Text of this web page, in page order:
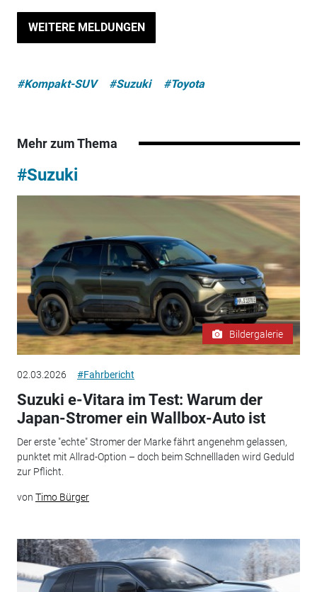
WEITERE MELDUNGEN
#Kompakt-SUV #Suzuki #Toyota
Mehr zum Thema
#Suzuki
Bildergalerie
02.03.2026 #Fahrbericht
Suzuki e-Vitara im Test: Warum der
Japan-Stromer ein Wallbox-Auto ist
Der erste "echte" Stromer der Marke fährt angenehm gelassen,
punktet mit Allrad-Option – doch beim Schnellladen wird Geduld
zur Pflicht.
von Timo Bürger